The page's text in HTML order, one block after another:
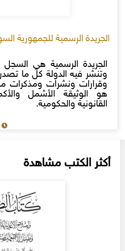
الجريدة الرسمية للجمهورية السورية
الجريدة الرسمية هي
وتنشر فيه الدولة كل ما
وقرارات ونشرات ومذكرات
هو الوثيقة الأشمل
القانونية والحكومية.
12-08-2023
أكثر الكتب مشاهدة